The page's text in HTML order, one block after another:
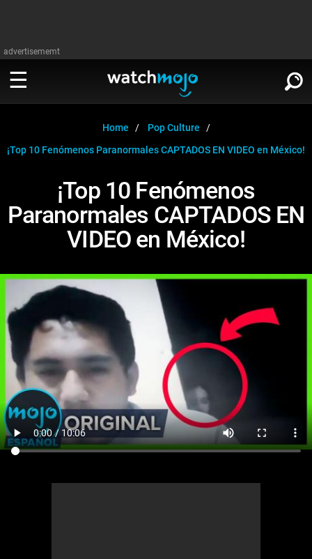
advertisememt
Videojuegos
Cómics
Anime
Cultura Pop
Cine
Música
Celebrodades
Videojuegos
Cómics
Anime
Cultura Pop
Home
Pop Culture
¡Top 10 Fenómenos Paranormales CAPTADOS EN VIDEO en México!
¡Top 10 Fenómenos
Paranormales CAPTADOS EN
VIDEO en México!